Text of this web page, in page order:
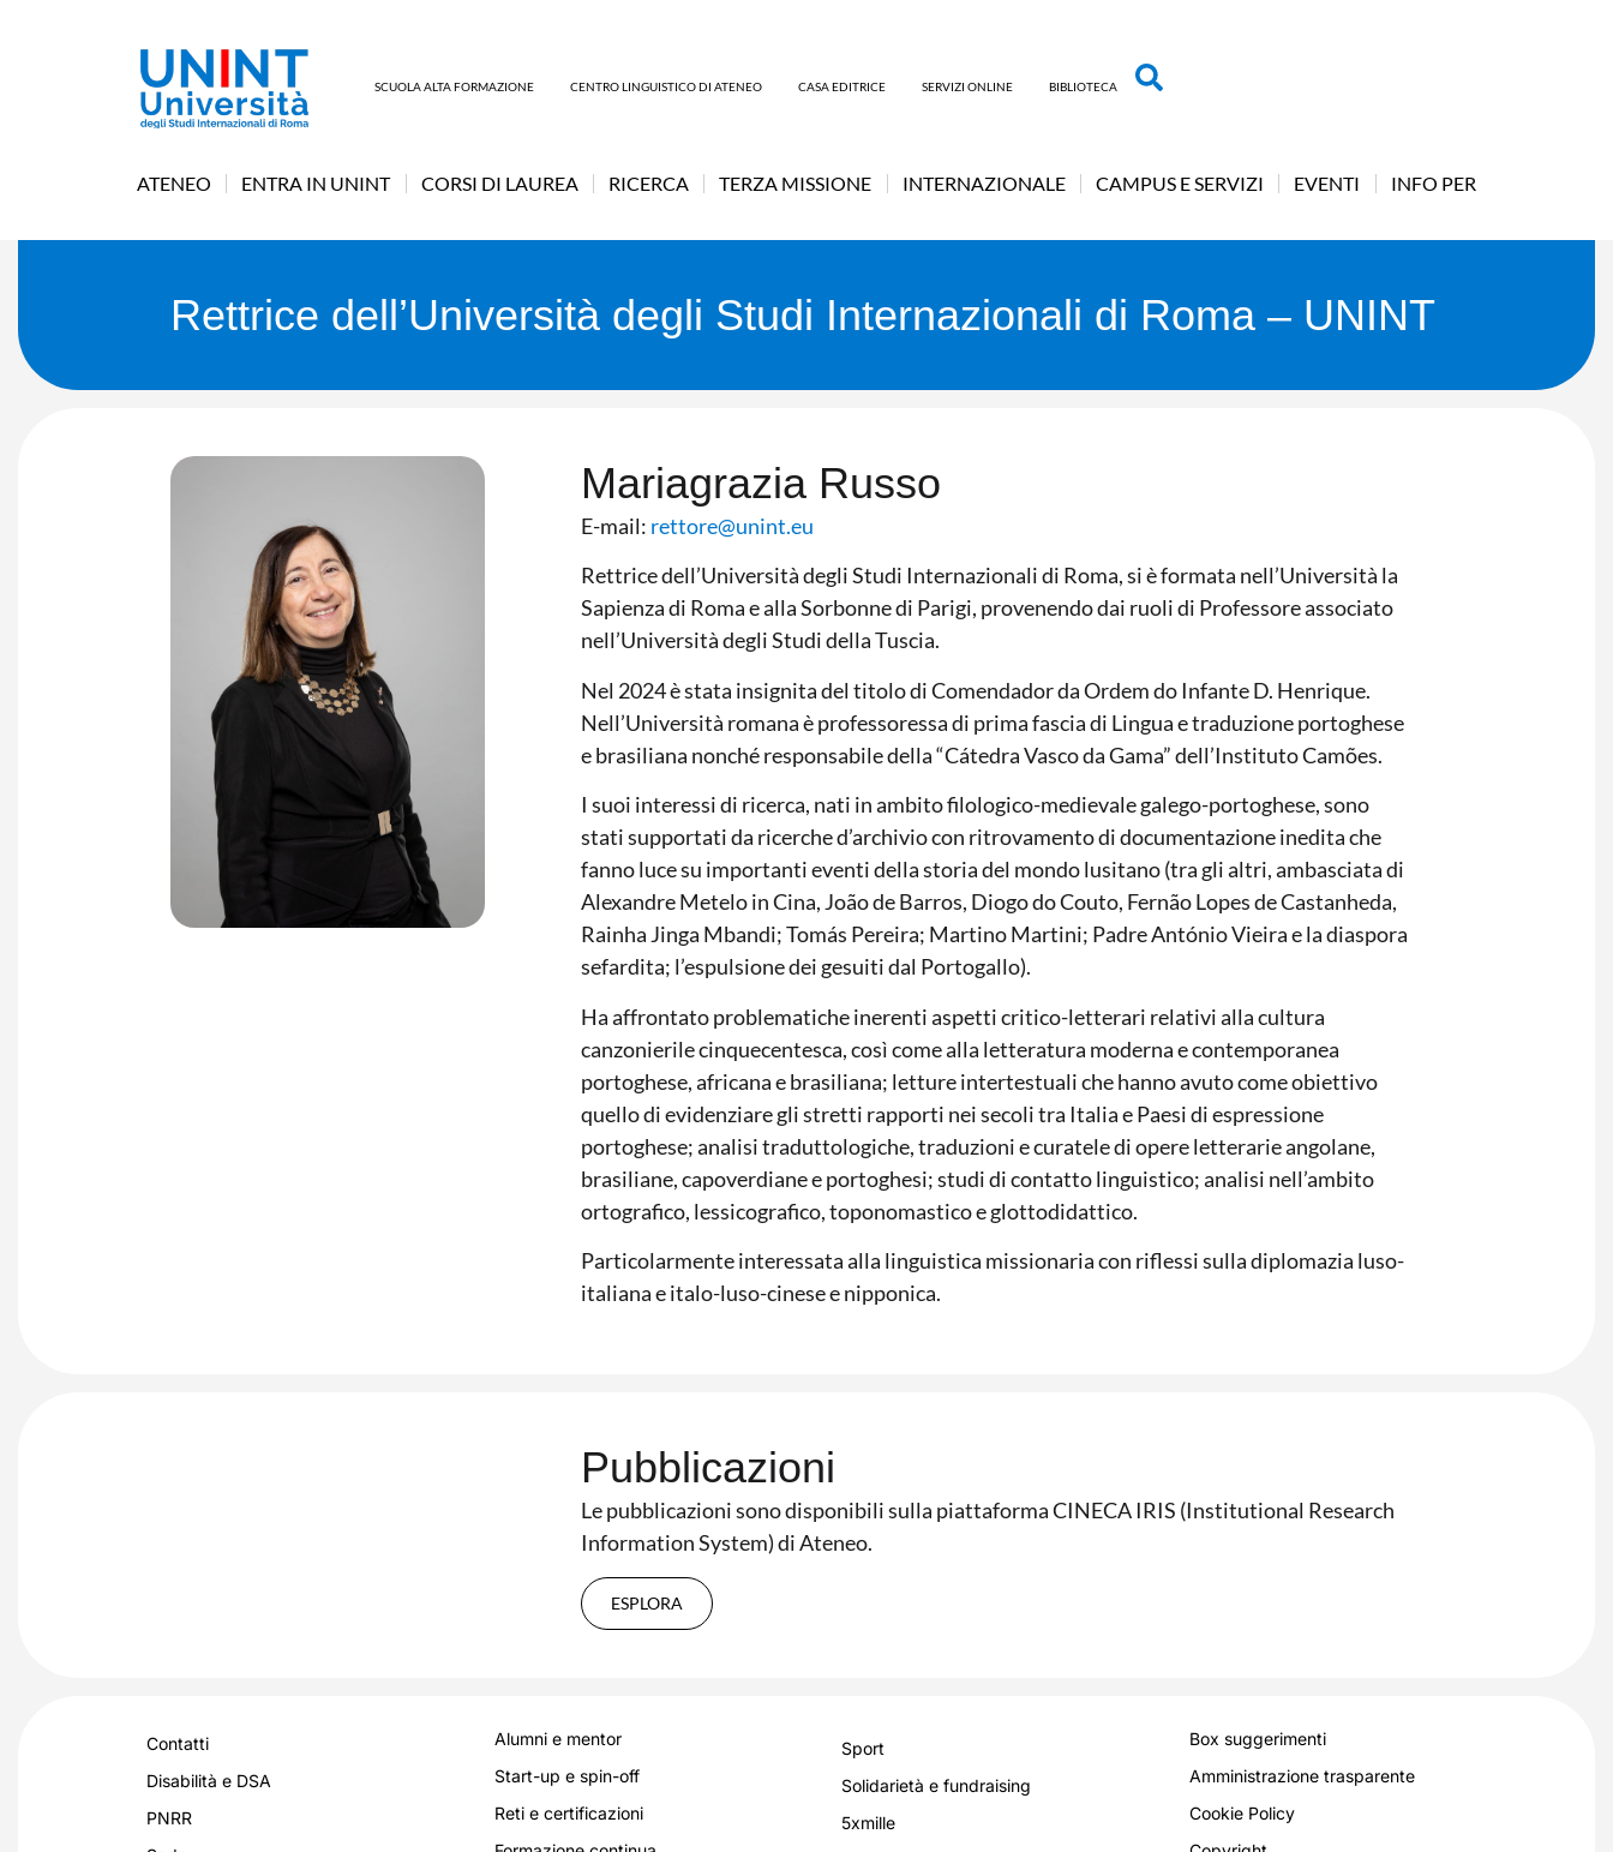
SCUOLA ALTA FORMAZIONE CENTRO LINGUISTICO DI ATENEO CASA EDITRICE SERVIZI ONLINE BIBLIOTECA
ATENEO ENTRA IN UNINT CORSI DI LAUREA RICERCA TERZA MISSIONE INTERNAZIONALE CAMPUS E SERVIZI EVENTI INFO PER
Rettrice dell’Università degli Studi Internazionali di Roma – UNINT
Mariagrazia Russo
E-mail: rettore@unint.eu
Rettrice dell’Università degli Studi Internazionali di Roma, si è formata nell’Università la
Sapienza di Roma e alla Sorbonne di Parigi, provenendo dai ruoli di Professore associato
nell’Università degli Studi della Tuscia.
Nel 2024 è stata insignita del titolo di Comendador da Ordem do Infante D. Henrique.
Nell’Università romana è professoressa di prima fascia di Lingua e traduzione portoghese
e brasiliana nonché responsabile della “Cátedra Vasco da Gama” dell’Instituto Camões.
I suoi interessi di ricerca, nati in ambito filologico-medievale galego-portoghese, sono
stati supportati da ricerche d’archivio con ritrovamento di documentazione inedita che
fanno luce su importanti eventi della storia del mondo lusitano (tra gli altri, ambasciata di
Alexandre Metelo in Cina, João de Barros, Diogo do Couto, Fernão Lopes de Castanheda,
Rainha Jinga Mbandi; Tomás Pereira; Martino Martini; Padre António Vieira e la diaspora
sefardita; l’espulsione dei gesuiti dal Portogallo).
Ha affrontato problematiche inerenti aspetti critico-letterari relativi alla cultura
canzonierile cinquecentesca, così come alla letteratura moderna e contemporanea
portoghese, africana e brasiliana; letture intertestuali che hanno avuto come obiettivo
quello di evidenziare gli stretti rapporti nei secoli tra Italia e Paesi di espressione
portoghese; analisi traduttologiche, traduzioni e curatele di opere letterarie angolane,
brasiliane, capoverdiane e portoghesi; studi di contatto linguistico; analisi nell’ambito
ortografico, lessicografico, toponomastico e glottodidattico.
Particolarmente interessata alla linguistica missionaria con riflessi sulla diplomazia luso-
italiana e italo-luso-cinese e nipponica.
Pubblicazioni
Le pubblicazioni sono disponibili sulla piattaforma CINECA IRIS (Institutional Research
Information System) di Ateneo.
ESPLORA
Contatti
Disabilità e DSA
PNRR
Alumni e mentor
Start-up e spin-off
Reti e certificazioni
Sport
Solidarietà e fundraising
5xmille
Box suggerimenti
Amministrazione trasparente
Cookie Policy